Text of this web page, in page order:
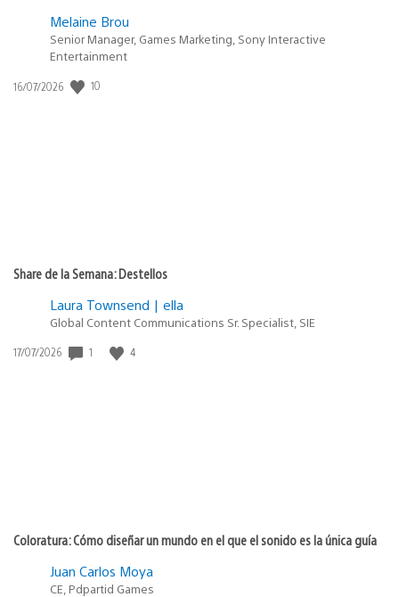
Melaine Brou
Senior Manager, Games Marketing, Sony Interactive
Entertainment
Fecha
16/07/2026 10
Share de la Semana: Destellos
Laura Townsend | ella
Global Content Communications Sr. Specialist, SIE
Fecha
17/07/2026 1 4
Coloratura: Cómo diseñar un mundo en el que el sonido es la única guía
Juan Carlos Moya
CE, Pdpartid Games